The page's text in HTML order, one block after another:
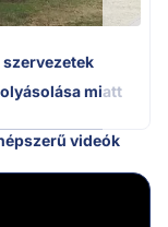
miatt
videók